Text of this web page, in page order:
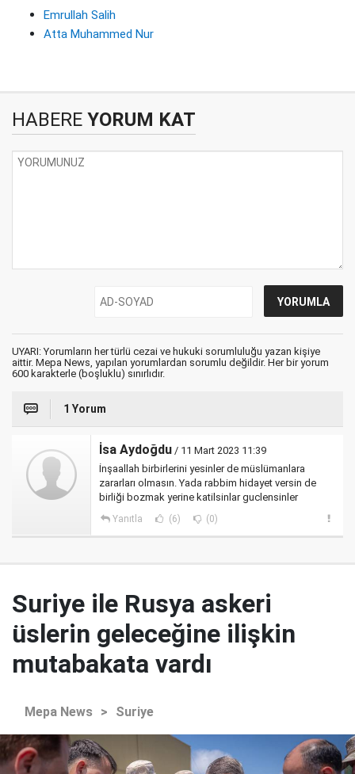
Emrullah Salih
Atta Muhammed Nur
HABERE YORUM KAT
UYARI: Yorumların her türlü cezai ve hukuki sorumluluğu yazan kişiye
aittir. Mepa News, yapılan yorumlardan sorumlu değildir. Her bir yorum
600 karakterle (boşluklu) sınırlıdır.
1 Yorum
İsa Aydoğdu / 11 Mart 2023 11:39
İnşaallah birbirlerini yesinler de müslümanlara
zararları olmasın. Yada rabbim hidayet versin de
birliği bozmak yerine katilsinlar guclensinler
Yanıtla (6) (0)
Suriye ile Rusya askeri
üslerin geleceğine ilişkin
mutabakata vardı
Mepa News > Suriye